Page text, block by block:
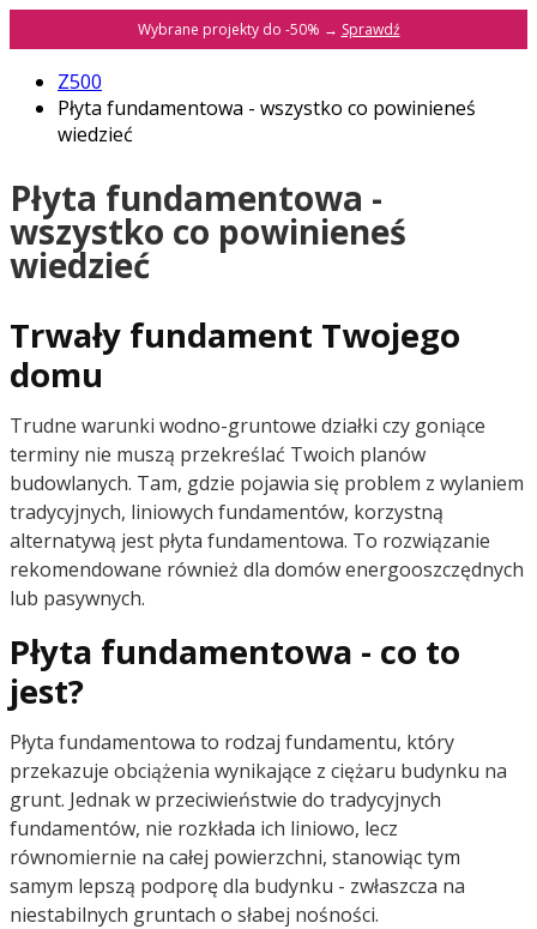
Wybrane projekty do -50% → Sprawdź
Z500
Płyta fundamentowa - wszystko co powinieneś
wiedzieć
Płyta fundamentowa -
wszystko co powinieneś
wiedzieć
Trwały fundament Twojego
domu
Trudne warunki wodno-gruntowe działki czy goniące
terminy nie muszą przekreślać Twoich planów
budowlanych. Tam, gdzie pojawia się problem z wylaniem
tradycyjnych, liniowych fundamentów, korzystną
alternatywą jest płyta fundamentowa. To rozwiązanie
rekomendowane również dla domów energooszczędnych
lub pasywnych.
Płyta fundamentowa - co to
jest?
Płyta fundamentowa to rodzaj fundamentu, który
przekazuje obciążenia wynikające z ciężaru budynku na
grunt. Jednak w przeciwieństwie do tradycyjnych
fundamentów, nie rozkłada ich liniowo, lecz
równomiernie na całej powierzchni, stanowiąc tym
samym lepszą podporę dla budynku - zwłaszcza na
niestabilnych gruntach o słabej nośności.